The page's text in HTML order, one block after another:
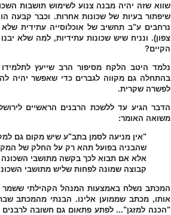
שווא שזה יהיה מבנה צנוע לשימוש תושבות
שיפתור בעיות של שכונות אחרות. וכבר קבעה
נרחבים ע"ב תחשיב של אוכלוסייה עתידית
צפון). ונניח שיש שכונות עתידיות, למה שלא
הקיים?
נלמד היטב הלקח מסיפור הרב שייעץ
בהתחלה גם מקווה לגברים כדי שאפשר יהיה
לפשרה שקרית.
משואה האומר:
"אין מניעה לסמן בתב"ע שיש מקום גם
שהבניה בפועל תהא רק על החלק של
אלא אם תבוא לכך בקשה מתושבי השכונה
קבוצה שמונה לפחות שליש מתושבי
המכתב נשלח באמצעות המנהל הקהילתי ששמר
אותו, מכתב שממוען אלינו. הבנתי מהמכתב
"הכנה למזגן"... לפתע פתאום גם חשובה